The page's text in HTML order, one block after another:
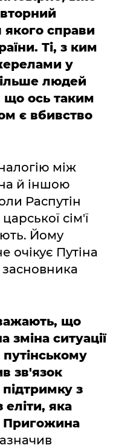
якого справи
Ті, з ким
у
людей
ось таким
є вбивство
між
й іншою
Распутін
сім'ї
Йому
очікує Путіна
засновника
що
зміна ситуації
зв'язок
з
еліти, яка
Пригожина